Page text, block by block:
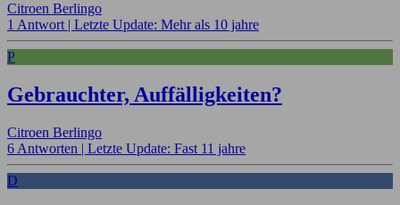
Citroen Berlingo
1 Antwort | Letzte Update: Mehr als 10 jahre
P
Gebrauchter, Auffälligkeiten?
Citroen Berlingo
6 Antworten | Letzte Update: Fast 11 jahre
D